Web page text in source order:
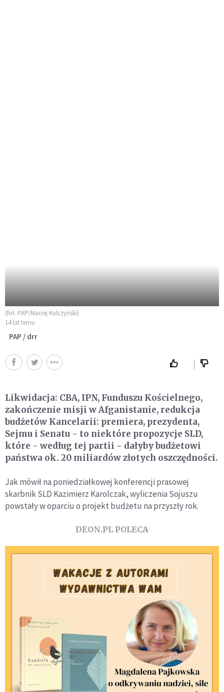
(fot. PAP/Maciej Kulczyński)
14 lat temu
PAP / drr
Likwidacja: CBA, IPN, Funduszu Kościelnego,
zakończenie misji w Afganistanie, redukcja
budżetów Kancelarii: premiera, prezydenta,
Sejmu i Senatu - to niektóre propozycje SLD,
które - według tej partii - dałyby budżetowi
państwa ok. 20 miliardów złotych oszczędności.
Jak mówił na poniedziałkowej konferencji prasowej
skarbnik SLD Kazimierz Karolczak, wyliczenia Sojuszu
powstały w oparciu o projekt budżetu na przyszły rok.
DEON.PL POLECA